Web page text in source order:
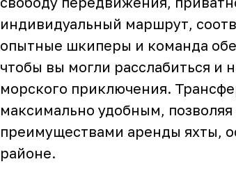
индивидуальный маршрут,
опытные шкиперы и команда
чтобы вы могли расслабиться
морского приключения.
максимально удобным,
преимуществами аренды яхты,
районе.